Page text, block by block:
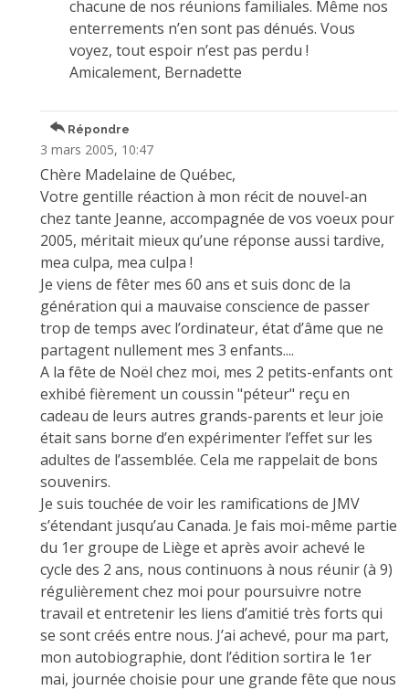
chacune de nos réunions familiales. Même nos
enterrements n’en sont pas dénués. Vous
voyez, tout espoir n’est pas perdu !
Amicalement, Bernadette
Répondre
3 mars 2005, 10:47
Chère Madelaine de Québec,
Votre gentille réaction à mon récit de nouvel-an
chez tante Jeanne, accompagnée de vos voeux pour
2005, méritait mieux qu’une réponse aussi tardive,
mea culpa, mea culpa !
Je viens de fêter mes 60 ans et suis donc de la
génération qui a mauvaise conscience de passer
trop de temps avec l’ordinateur, état d’âme que ne
partagent nullement mes 3 enfants....
A la fête de Noël chez moi, mes 2 petits-enfants ont
exhibé fièrement un coussin "péteur" reçu en
cadeau de leurs autres grands-parents et leur joie
était sans borne d’en expérimenter l’effet sur les
adultes de l’assemblée. Cela me rappelait de bons
souvenirs.
Je suis touchée de voir les ramifications de JMV
s’étendant jusqu’au Canada. Je fais moi-même partie
du 1er groupe de Liège et après avoir achevé le
cycle des 2 ans, nous continuons à nous réunir (à 9)
régulièrement chez moi pour poursuivre notre
travail et entretenir les liens d’amitié très forts qui
se sont créés entre nous. J’ai achevé, pour ma part,
mon autobiographie, dont l’édition sortira le 1er
mai, journée choisie pour une grande fête que nous